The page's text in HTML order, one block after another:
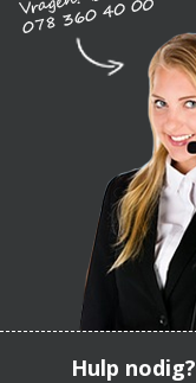
Hulp nodig?